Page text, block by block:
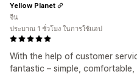
With the help of customer
fantastic – simple,
Yellow Planet
จีน
ประมาณ 1 ชั่วโมง ในการใช้แอป